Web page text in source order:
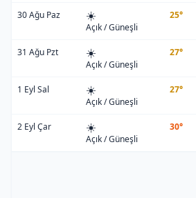
30 Ağu Paz ☀️
Açık / Güneşli
25°
31 Ağu Pzt ☀️
Açık / Güneşli
27°
1 Eyl Sal ☀️
Açık / Güneşli
27°
2 Eyl Çar ☀️
Açık / Güneşli
30°